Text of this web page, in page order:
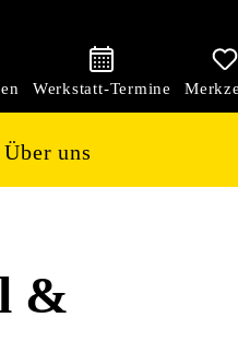
Über uns
&